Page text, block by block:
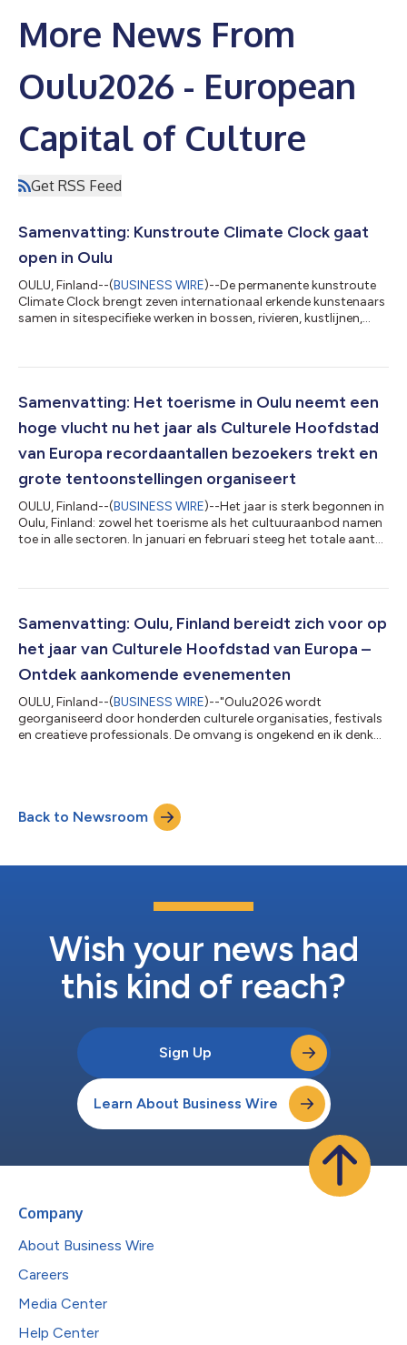
More News From
Oulu2026 - European
Capital of Culture
Get RSS Feed
Samenvatting: Kunstroute Climate Clock gaat
open in Oulu
OULU, Finland--(BUSINESS WIRE)--De permanente kunstroute
Climate Clock brengt zeven internationaal erkende kunstenaars
samen in sitespecifieke werken in bossen, rivieren, kustlijnen,
tijd aan de hand van sculpturen, keramiek, natuurlijke
al internationale aandacht en biedt het publiek een nieuwe
Samenvatting: Het toerisme in Oulu neemt een
hoge vlucht nu het jaar als Culturele Hoofdstad
van Europa recordaantallen bezoekers trekt en
grote tentoonstellingen organiseert
OULU, Finland--(BUSINESS WIRE)--Het jaar is sterk begonnen in
Oulu, Finland: zowel het toerisme als het cultuuraanbod namen
toe in alle sectoren. In januari en februari steeg het totale aantal
overnachtingen. Het internationale toerisme groeide met meer
ongeveer 250.000 bezoekers, wat getuigt van de grote
belangstelling va...
Samenvatting: Oulu, Finland bereidt zich voor op
het jaar van Culturele Hoofdstad van Europa –
Ontdek aankomende evenementen
OULU, Finland--(BUSINESS WIRE)--"Oulu2026 wordt
georganiseerd door honderden culturele organisaties, festivals
en creatieve professionals. De omvang is ongekend en ik denk
officieel geldend in de originele brontaal. Vertalingen zijn slechts
als leeshulp bedoeld en moeten worden vergeleken met de tekst
in de brontaal, die als enige rechtsgeld...
Back to Newsroom
Wish your news had
this kind of reach?
Sign Up
Learn About Business Wire
Company
About Business Wire
Careers
Media Center
Help Center